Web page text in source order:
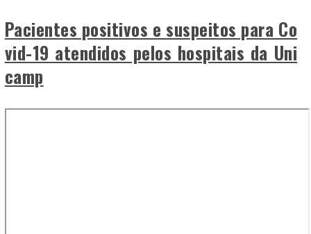
Pacientes positivos e suspeitos para Co
vid-19 atendidos pelos hospitais da Uni
camp